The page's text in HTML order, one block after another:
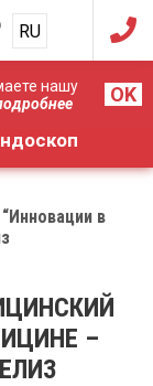
нашу
OK
RU
UA
в
–